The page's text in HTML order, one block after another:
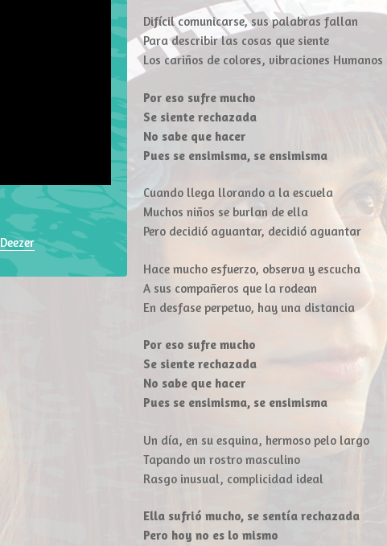
Deezer
Difícil comunicarse, sus palabras fallan
Para describir las cosas que siente
Los cariños de colores, vibraciones Humanos
Por eso sufre mucho
Se siente rechazada
No sabe que hacer
Pues se ensimisma, se ensimisma
Cuando llega llorando a la escuela
Muchos niños se burlan de ella
Pero decidió aguantar, decidió aguantar
Hace mucho esfuerzo, observa y escucha
A sus compañeros que la rodean
En desfase perpetuo, hay una distancia
Por eso sufre mucho
Se siente rechazada
No sabe que hacer
Pues se ensimisma, se ensimisma
Un día, en su esquina, hermoso pelo largo
Tapando un rostro masculino
Rasgo inusual, complicidad ideal
Ella sufrió mucho, se sentía rechazada
Pero hoy no es lo mismo